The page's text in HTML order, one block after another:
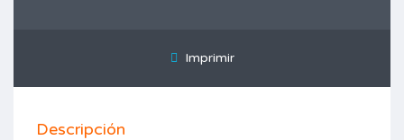
Imprimir
Descripción